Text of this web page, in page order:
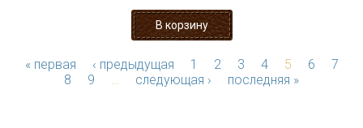
« первая ‹ предыдущая 1 2 3 4 5 6
7
8
9 … следующая › последняя »